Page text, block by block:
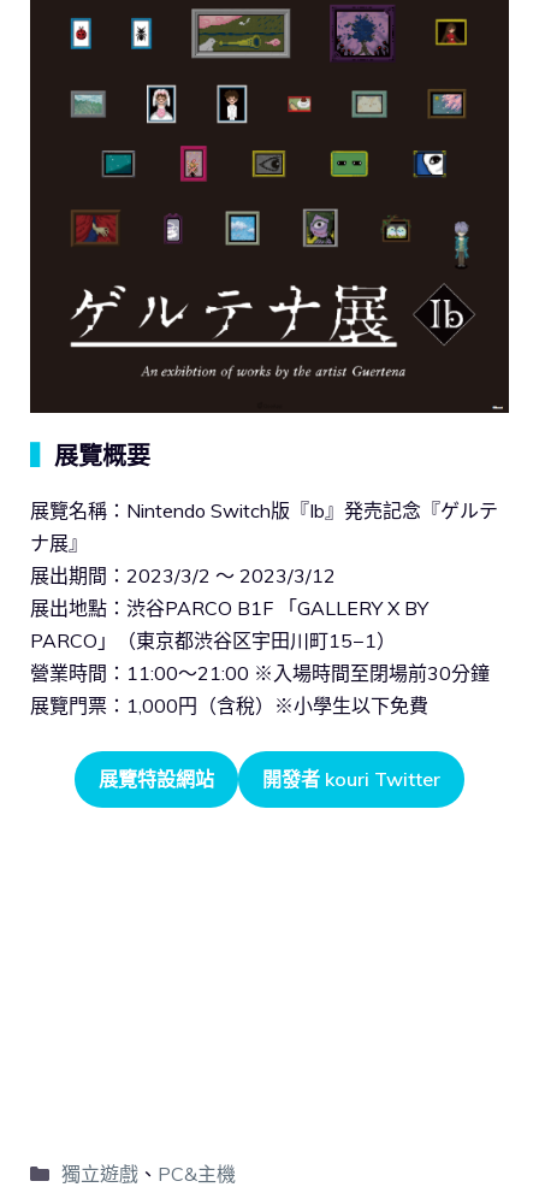
展覽概要
展覽名稱：Nintendo Switch版『Ib』発売記念『ゲルテ
ナ展』​
展出期間：2023/3/2 〜 2023/3/12
展出地點：渋谷PARCO B1F 「GALLERY X BY
PARCO」（東京都渋谷区宇田川町15−1）​
營業時間：11:00〜21:00 ※入場時間至閉場前30分鐘
展覽門票：1,000円（含稅）※小學生以下免費
展覽特設網站 開發者 kouri Twitter
獨立遊戲、 PC&主機